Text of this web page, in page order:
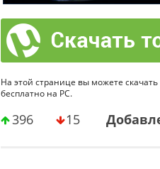
На этой странице вы можете
бесплатно на PC.
396 15